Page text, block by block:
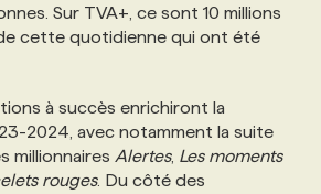
Sur TVA+, ce sont 10 millions
cette quotidienne qui ont été
à succès enrichiront la
2024, avec notamment la suite
millionnaires Alertes, Les moments
rouges. Du côté des